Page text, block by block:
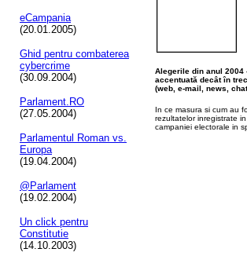
eCampania
(20.01.2005)
Ghid pentru combaterea
cybercrime
(30.09.2004)
Parlament.RO
(27.05.2004)
Parlamentul Roman vs.
Europa
(19.04.2004)
@Parlament
(19.02.2004)
Un click pentru
Constitutie
(14.10.2003)
Alegerile din anul
accentuată decât în
(web, e-mail, news,
In ce masura si cum au
rezultatelor inregistrate
campaniei electorale in